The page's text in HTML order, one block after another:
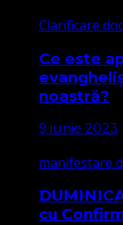
Clarificare
Ce este
noastră?
9 iunie 2023
manifestare
cu